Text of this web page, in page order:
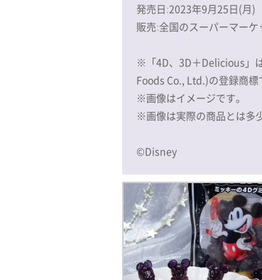
発売日:2023年9月25日(月)
販売:全国のスーパーマー
※「4D、3D＋Delicious」
Foods Co., Ltd.)の登録商標
※画像はイメージです。
※画像は実際の商品とは多
©Disney